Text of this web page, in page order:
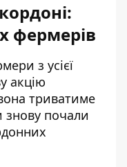
фермерів
з усієї
акцію
триватиме
знову почали